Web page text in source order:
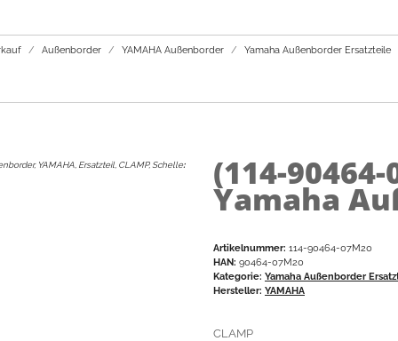
Außenborder YAMAHA Außenborder Yamaha Außenborder Ersatzteile
YAMAHA, Ersatzteil, CLAMP, Schelle: (114-
Yamaha
Artikelnummer: 114-90464-07M20
HAN: 90464-07M20
Kategorie: Yamaha Außenborder
Hersteller: YAMAHA
CLAMP